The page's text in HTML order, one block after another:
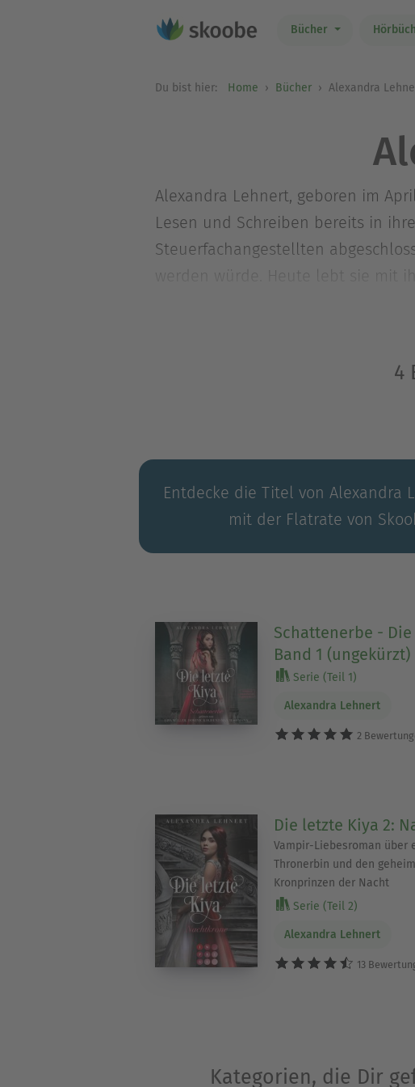
Bücher
Du bist hier: Home Bücher Alexandra
Alexandra Lehnert, geboren im
Lesen und Schreiben bereits in
Steuerfachangestellten
werden würde. Heute lebt sie mit
Mit der Fantasy Trilogie »Die
4
Entdecke die Titel von Alexandra
mit der Flatrate von
Schattenerbe -
Band 1 (ungekürzt)
Serie (Teil 1)
Alexandra Lehnert
2
Die letzte Kiya 2:
Vampir-Liebesroman über
Thronerbin und den
Kronprinzen der Nacht
Serie (Teil 2)
Alexandra Lehnert
13
Kategorien, die Dir